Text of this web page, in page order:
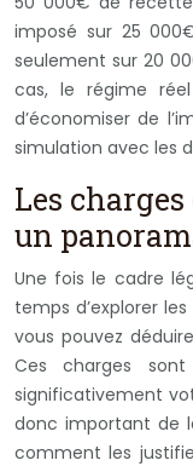
imposé sur 25
seulement sur 20
cas, le régime
d’économiser de
simulation avec les
Les
un
Une fois le cadre
temps d’explorer
vous pouvez
Ces charges
significativement
donc important de
comment les